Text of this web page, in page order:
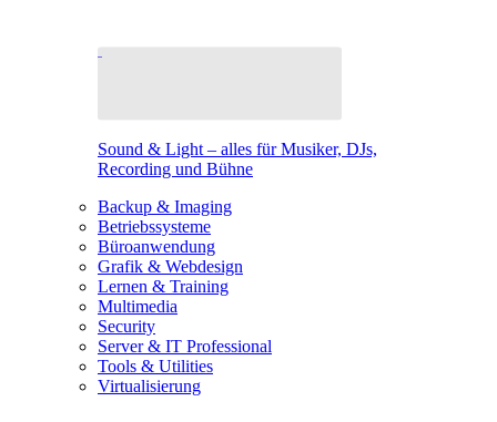
Sound & Light – alles für Musiker, DJs,
Recording und Bühne
Backup & Imaging
Betriebssysteme
Büroanwendung
Grafik & Webdesign
Lernen & Training
Multimedia
Security
Server & IT Professional
Tools & Utilities
Virtualisierung